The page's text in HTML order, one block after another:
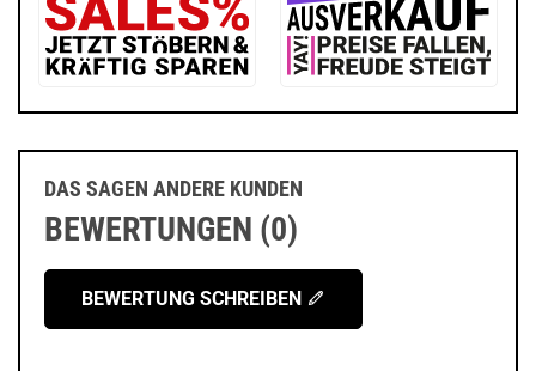
DAS SAGEN ANDERE KUNDEN
BEWERTUNGEN (0)
BEWERTUNG SCHREIBEN